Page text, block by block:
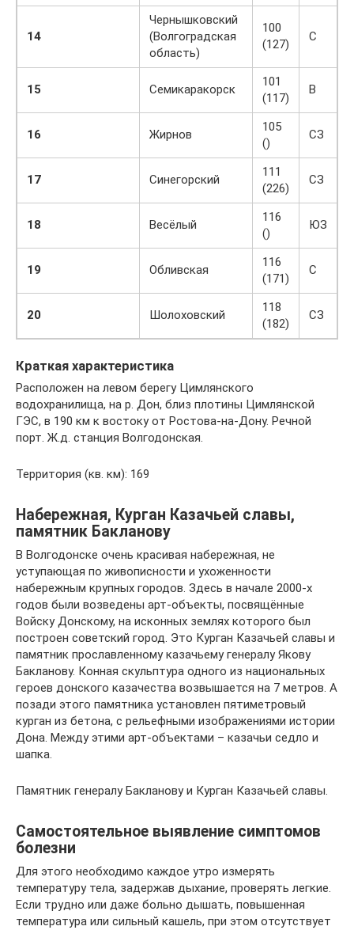
14
Чернышковский
(Волгоградская
область)
100
(127)
С
15 Семикаракорск
101
(117)
В
16 Жирнов
105
()
СЗ
17 Синегорский
111
(226)
СЗ
18 Весёлый
116
()
ЮЗ
19 Обливская
116
(171)
С
20 Шолоховский
118
(182)
СЗ
Краткая характеристика
Расположен на левом берегу Цимлянского
водохранилища, на р. Дон, близ плотины Цимлянской
ГЭС, в 190 км к востоку от Ростова-на-Дону. Речной
порт. Ж.д. станция Волгодонская.
Территория (кв. км): 169
Набережная, Курган Казачьей славы,
памятник Бакланову
В Волгодонске очень красивая набережная, не
уступающая по живописности и ухоженности
набережным крупных городов. Здесь в начале 2000-х
годов были возведены арт-объекты, посвящённые
Войску Донскому, на исконных землях которого был
построен советский город. Это Курган Казачьей славы и
памятник прославленному казачьему генералу Якову
Бакланову. Конная скульптура одного из национальных
героев донского казачества возвышается на 7 метров. А
позади этого памятника установлен пятиметровый
курган из бетона, с рельефными изображениями истории
Дона. Между этими арт-объектами – казачьи седло и
шапка.
Памятник генералу Бакланову и Курган Казачьей славы.
Самостоятельное выявление симптомов
болезни
Для этого необходимо каждое утро измерять
температуру тела, задержав дыхание, проверять легкие.
Если трудно или даже больно дышать, повышенная
температура или сильный кашель, при этом отсутствует